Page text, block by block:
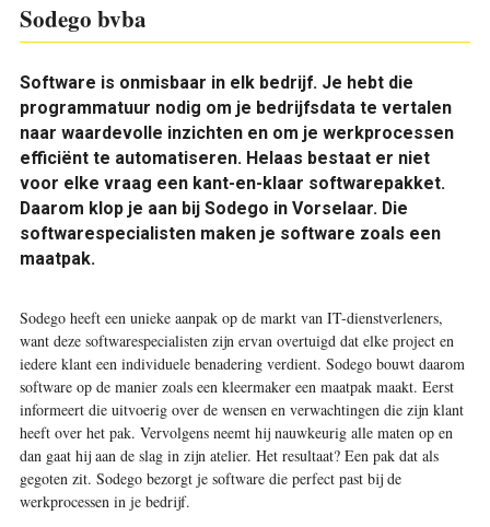
Sodego bvba
Software is onmisbaar in elk bedrijf. Je hebt die
programmatuur nodig om je bedrijfsdata te vertalen
naar waardevolle inzichten en om je werkprocessen
efficiënt te automatiseren. Helaas bestaat er niet
voor elke vraag een kant-en-klaar softwarepakket.
Daarom klop je aan bij Sodego in Vorselaar. Die
softwarespecialisten maken je software zoals een
maatpak.
Sodego heeft een unieke aanpak op de markt van IT-dienstverleners,
want deze softwarespecialisten zijn ervan overtuigd dat elke project en
iedere klant een individuele benadering verdient. Sodego bouwt daarom
software op de manier zoals een kleermaker een maatpak maakt. Eerst
informeert die uitvoerig over de wensen en verwachtingen die zijn klant
heeft over het pak. Vervolgens neemt hij nauwkeurig alle maten op en
dan gaat hij aan de slag in zijn atelier. Het resultaat? Een pak dat als
gegoten zit. Sodego bezorgt je software die perfect past bij de
werkprocessen in je bedrijf.